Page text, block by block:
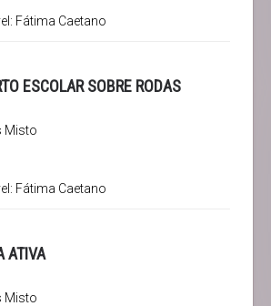
Fátima Caetano
ESCOLAR SOBRE RODAS
Misto
Fátima Caetano
ATIVA
Misto